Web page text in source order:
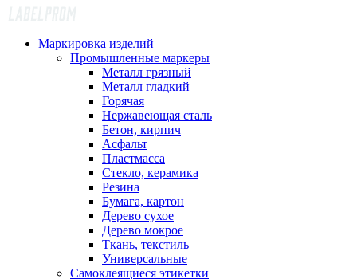
Маркировка изделий
Промышленные маркеры
Металл грязный
Металл гладкий
Горячая
Нержавеющая сталь
Бетон, кирпич
Асфальт
Пластмасса
Стекло, керамика
Резина
Бумага, картон
Дерево сухое
Дерево мокрое
Ткань, текстиль
Универсальные
Самоклеящиеся этикетки